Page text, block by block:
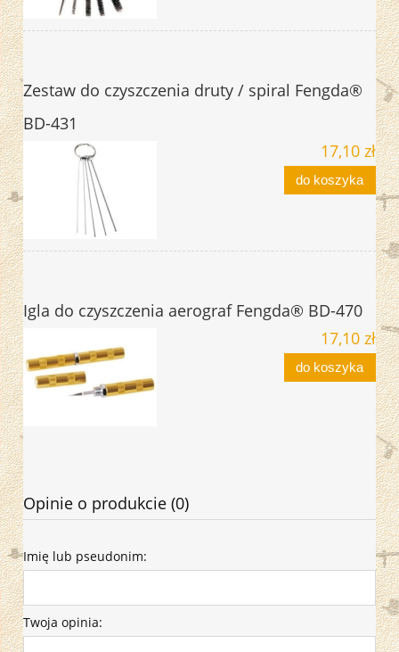
Zestaw do czyszczenia druty / spiral Fengda®
BD-431
17,10 zł
do koszyka
Igla do czyszczenia aerograf Fengda® BD-470
17,10 zł
do koszyka
Opinie o produkcie (0)
Imię lub pseudonim:
Twoja opinia: